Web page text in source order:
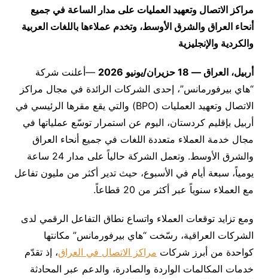
مراكز الاتصال وتعهيد العمليات على مدار الساعة في جميع
أنحاء العراق والشرق الأوسط، وتخدم عملاءها باللغات العربية
والكردية والإنجليزية
أربيل، العراق — 18 حزيران/يونيو 2026
—أعلنت شركة
“هاي بيرفورمانس”، إحدى الشركات الرائدة في مجال مراكز
الاتصال وتعهيد العمليات (BPO) والتي يقع مقرها الرئيسي في
أربيل بإقليم كردستان، اليوم عن استمرار توسّع عملياتها في
مجال خدمة العملاء متعددة اللغات في جميع أنحاء العراق
والشرق الأوسط. وتعمل الشركة حالياً على مدار 24 ساعة
يومياً، سبعة أيام في الأسبوع، حيث تدير أكثر من مليون تفاعل
مع العملاء سنوياً عبر أكثر من 20 قطاعاً.
ومع تزايد توقعات العملاء واتساع نطاق التفاعل الرقمي لدى
الشركات العراقية، رسّخت “هاي بيرفورمانس” مكانتها
كواحدة من أبرز شركات مراكز الاتصال في العراق، إذ تقدّم
خدمات المكالمات الواردة والصادرة، والدعم عبر المحادثة